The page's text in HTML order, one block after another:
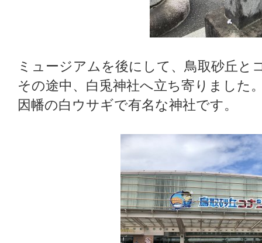
ミュージアムを後にして、鳥取砂丘と
その途中、白兎神社へ立ち寄りました
因幡の白ウサギで有名な神社です。